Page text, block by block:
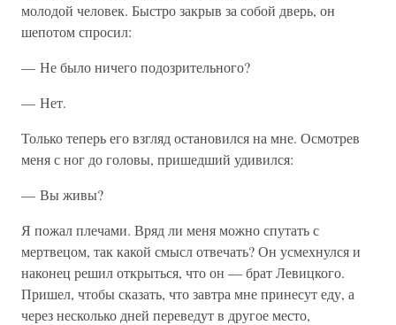
молодой человек. Быстро закрыв за собой дверь, он
шепотом спросил:
— Не было ничего подозрительного?
— Нет.
Только теперь его взгляд остановился на мне. Осмотрев
меня с ног до головы, пришедший удивился:
— Вы живы?
Я пожал плечами. Вряд ли меня можно спутать с
мертвецом, так какой смысл отвечать? Он усмехнулся и
наконец решил открыться, что он — брат Левицкого.
Пришел, чтобы сказать, что завтра мне принесут еду, а
через несколько дней переведут в другое место,